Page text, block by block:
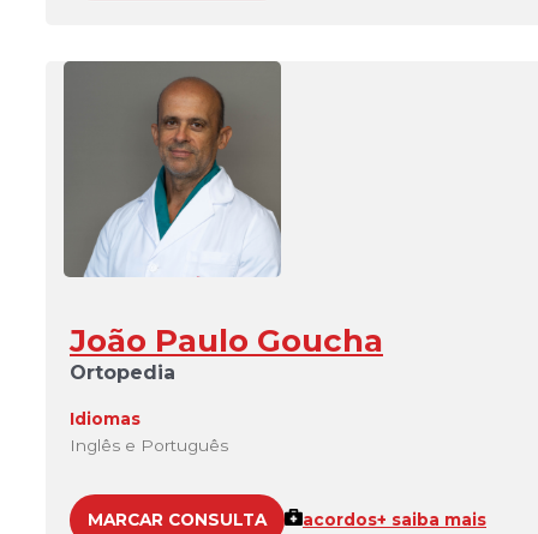
João Paulo Goucha
Ortopedia
Idiomas
Inglês e Português
MARCAR CONSULTA acordos+ saiba mais